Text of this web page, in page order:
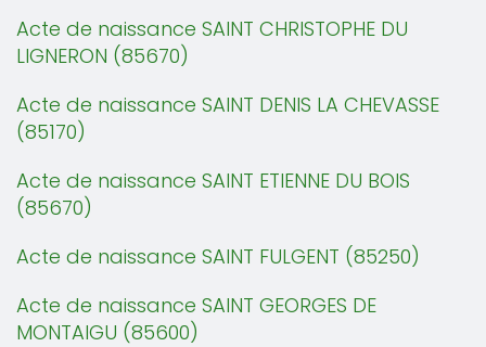
Acte de naissance SAINT CHRISTOPHE DU
LIGNERON (85670)
Acte de naissance SAINT DENIS LA CHEVASSE
(85170)
Acte de naissance SAINT ETIENNE DU BOIS
(85670)
Acte de naissance SAINT FULGENT (85250)
Acte de naissance SAINT GEORGES DE
MONTAIGU (85600)